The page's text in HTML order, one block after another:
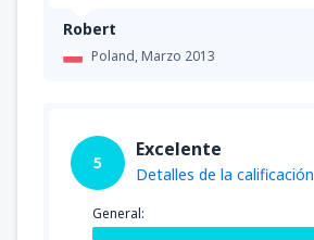
Robert
Poland,Marzo 2013
5
Excelente
Detalles de la calificación
General: